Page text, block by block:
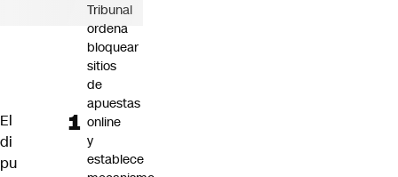
El
di
pu
Tribunal
ordena
bloquear
sitios
de
apuestas
online
y
establece